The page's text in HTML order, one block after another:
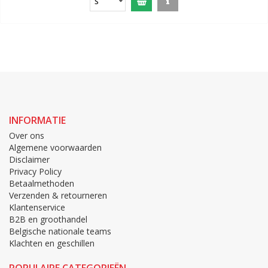
INFORMATIE
Over ons
Algemene voorwaarden
Disclaimer
Privacy Policy
Betaalmethoden
Verzenden & retourneren
Klantenservice
B2B en groothandel
Belgische nationale teams
Klachten en geschillen